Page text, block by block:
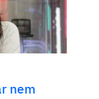
nem